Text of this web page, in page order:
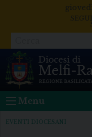
Menu
EVENTI DIOCESANI